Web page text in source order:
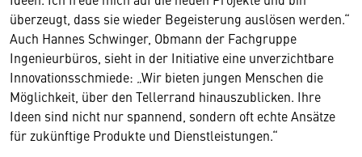
überzeugt, dass sie wieder Begeisterung auslösen werden.“
Auch Hannes Schwinger, Obmann der Fachgruppe
Ingenieurbüros, sieht in der Initiative eine unverzichtbare
Innovationsschmiede: „Wir bieten jungen Menschen die
Möglichkeit, über den Tellerrand hinauszublicken. Ihre
Ideen sind nicht nur spannend, sondern oft echte Ansätze
für zukünftige Produkte und Dienstleistungen.“